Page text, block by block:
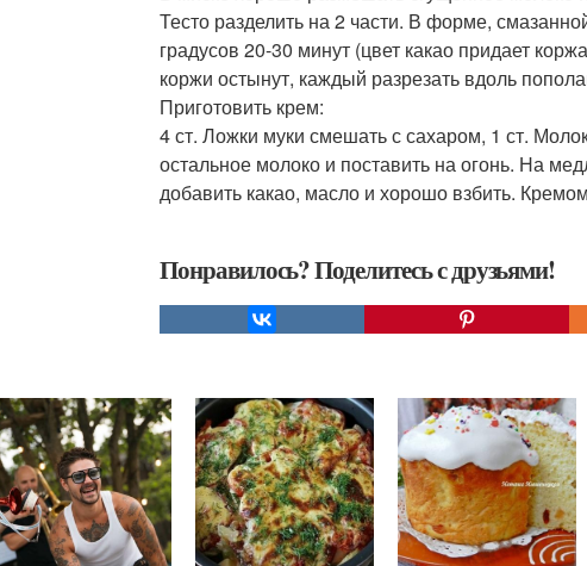
Тесто разделить на 2 части. В форме,
градусов 20-30 минут (цвет какао придает
коржи остынут, каждый разрезать вдоль
Приготовить крем:
4 ст. Ложки муки смешать с сахаром, 1 ст.
остальное молоко и поставить на огонь. На
добавить какао, масло и хорошо взбить.
Понравилось? Поделитесь с друзьями!